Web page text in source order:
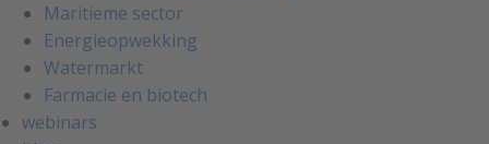
Maritieme sector
Energieopwekking
Watermarkt
Farmacie en biotech
webinars